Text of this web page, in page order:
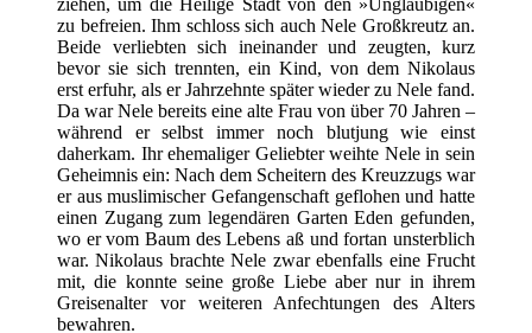
ziehen, um die Heilige Stadt von den »Ungläubigen«
zu befreien. Ihm schloss sich auch Nele Großkreutz an.
Beide verliebten sich ineinander und zeugten, kurz
bevor sie sich trennten, ein Kind, von dem Nikolaus
erst erfuhr, als er Jahrzehnte später wieder zu Nele fand.
Da war Nele bereits eine alte Frau von über 70 Jahren –
während er selbst immer noch blutjung wie einst
daherkam. Ihr ehemaliger Geliebter weihte Nele in sein
Geheimnis ein: Nach dem Scheitern des Kreuzzugs war
er aus muslimischer Gefangenschaft geflohen und hatte
einen Zugang zum legendären Garten Eden gefunden,
wo er vom Baum des Lebens aß und fortan unsterblich
war. Nikolaus brachte Nele zwar ebenfalls eine Frucht
mit, die konnte seine große Liebe aber nur in ihrem
Greisenalter vor weiteren Anfechtungen des Alters
bewahren.